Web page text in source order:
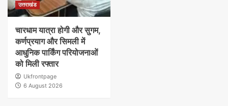
उत्तराखंड
चारधाम यात्रा होगी और सुगम,
कर्णप्रयाग और सिमली में
आधुनिक पार्किंग परियोजनाओं
को मिली रफ्तार
Ukfrontpage
6 August 2026